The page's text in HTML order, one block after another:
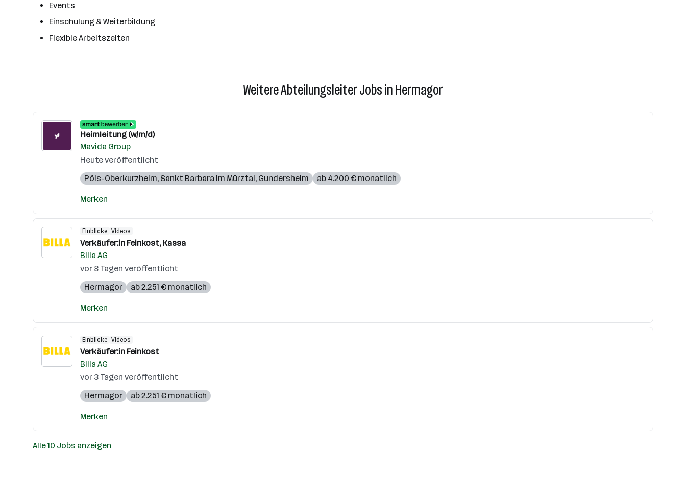
Events
Einschulung & Weiterbildung
Flexible Arbeitszeiten
Weitere Abteilungsleiter Jobs in Hermagor
Heimleitung (w/m/d)
Mavida Group
Heute veröffentlicht
Pöls-Oberkurzheim, Sankt Barbara im Mürztal, Gundersheim ab 4.200 € monatlich
Merken
Einblicke Videos
Verkäufer:in Feinkost, Kassa
Billa AG
vor 3 Tagen veröffentlicht
Hermagor
ab 2.251 € monatlich
Merken
Einblicke Videos
Verkäufer:in Feinkost
Billa AG
vor 3 Tagen veröffentlicht
Hermagor
ab 2.251 € monatlich
Merken
Alle 10 Jobs anzeigen